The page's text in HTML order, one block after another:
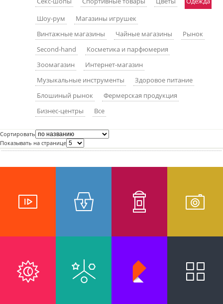
пїЅпїЅпїЅ
пїЅпїЅпїЅпїЅпїЅпїЅпїЅпїЅпїЅпїЅпїЅ
пїЅпїЅпїЅ
пїЅпїЅпїЅпїЅпїЅпїЅпїЅпїЅпїЅ
пїЅпїЅпїЅ пїЅпїЅпїЅпїЅпїЅ
пїЅпїЅпїЅ пїЅпїЅпїЅпїЅпїЅпїЅ
пїЅпїЅпїЅпїЅпїЅпїЅпїЅпїЅпїЅпїЅ
Шоу-рум
Магазины игрушек
Винтажные магазины
Чайные магазины
Рынок
Second-hand
Косметика и парфюмерия
Зоомагазин
Интернет-магазин
Музыкальные инструменты
Здоровое питание
Блошиный рынок
Фермерская продукция
Бизнес-центры
Все
Сортировать
Показывать на странице